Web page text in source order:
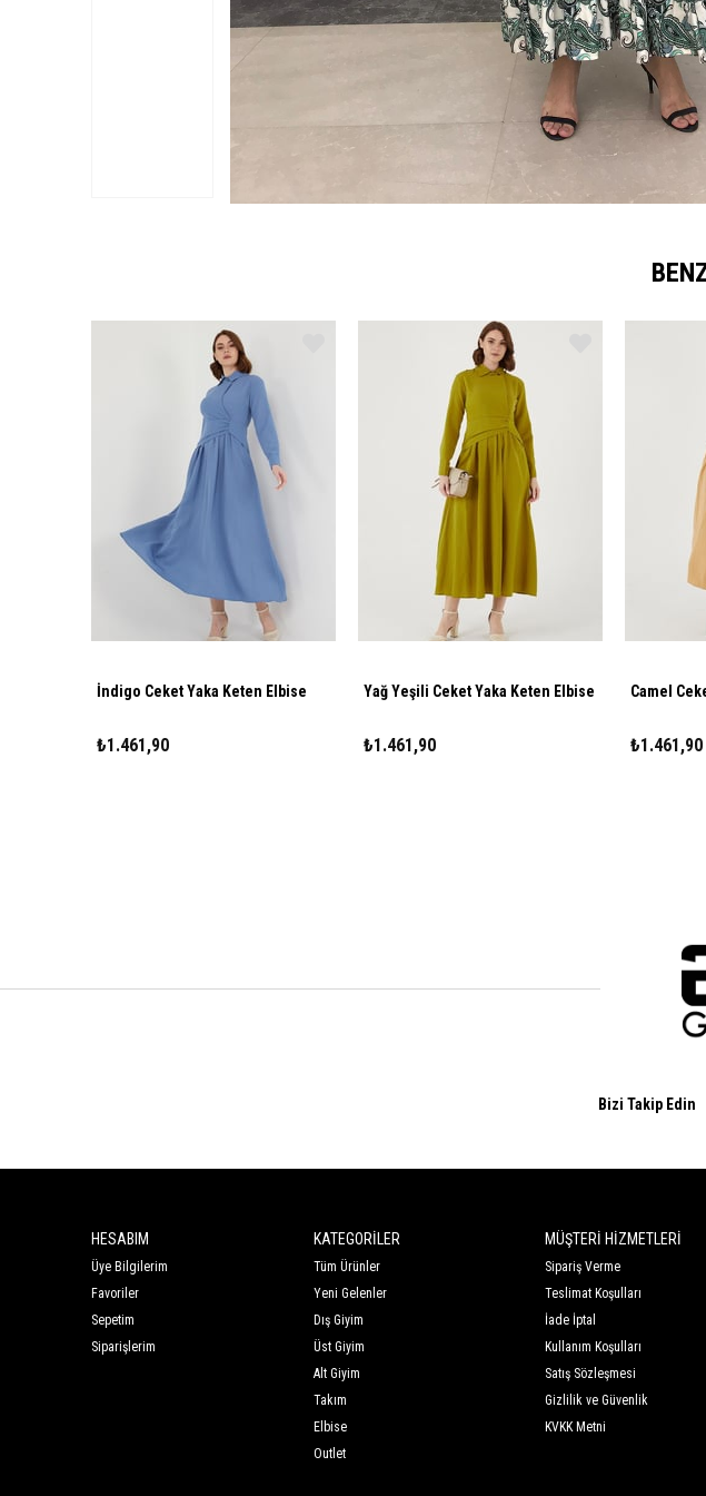
İndigo Ceket Yaka Keten Elbise
₺1.461,90
Yağ Yeşili Ceket Yaka Keten Elbise
₺1.461,90
Camel
₺1.461,90
Bizi Takip Edin
HESABIM
Üye Bilgilerim
Favoriler
Sepetim
Siparişlerim
KATEGORİLER
Tüm Ürünler
Yeni Gelenler
Dış Giyim
Üst Giyim
Alt Giyim
Takım
Elbise
Outlet
MÜŞTERİ HİZMETLERİ
Sipariş Verme
Teslimat Koşulları
İade İptal
Kullanım Koşulları
Satış Sözleşmesi
Gizlilik ve Güvenlik
KVKK Metni